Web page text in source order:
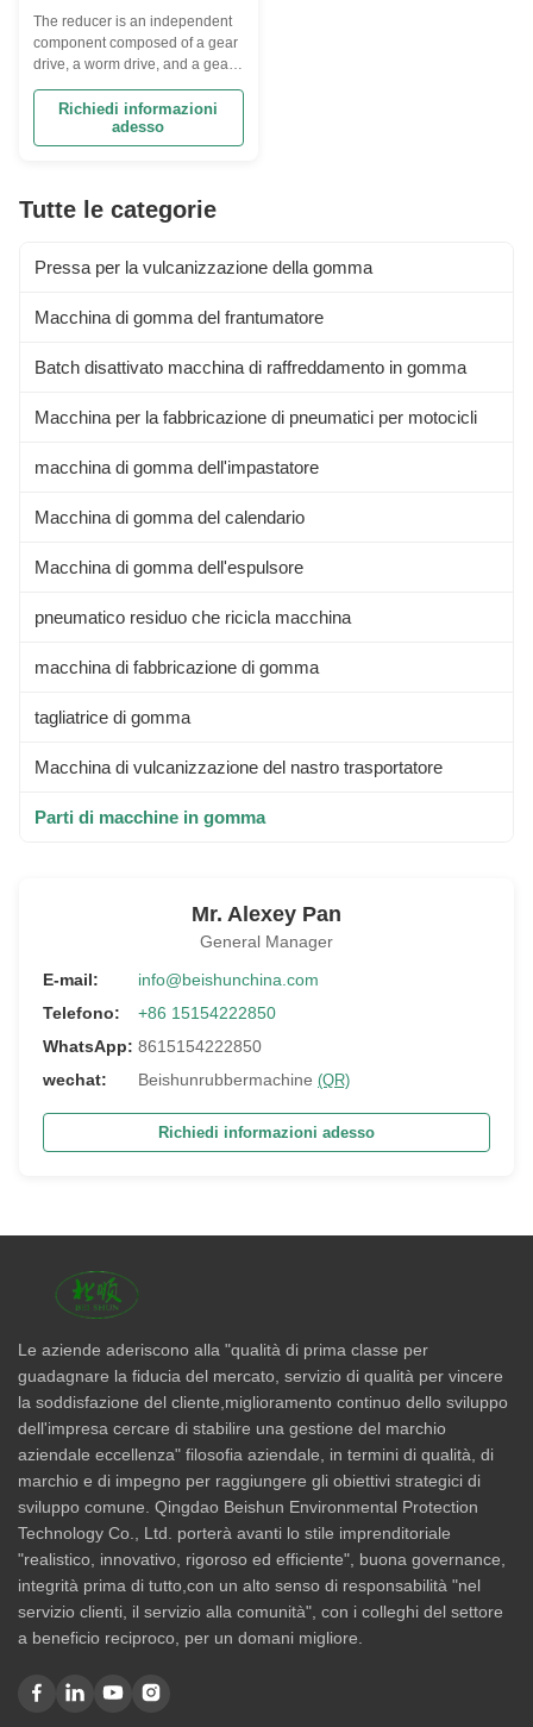
parte il riduttore a
macchina in gomma a
bassa velocità
The reducer is an independent
component composed of a gear
drive, a worm drive, and a gear-
worm drive enclosed in a rigid
housing. It is often used as a
deceleration transmission
device between the moving part
rotation speed and transmitting
Richiedi informazioni
adesso
Tutte le categorie
Pressa per la vulcanizzazione della gomma
Macchina di gomma del frantumatore
Batch disattivato macchina di raffreddamento in gomma
Macchina per la fabbricazione di pneumatici per motocicli
macchina di gomma dell'impastatore
Macchina di gomma del calendario
Macchina di gomma dell'espulsore
pneumatico residuo che ricicla macchina
macchina di fabbricazione di gomma
tagliatrice di gomma
Macchina di vulcanizzazione del nastro trasportatore
Parti di macchine in gomma
Mr. Alexey Pan
General Manager
E-mail:
info@beishunchina.com
Telefono:
+86 15154222850
WhatsApp: 8615154222850
wechat:
Beishunrubbermachine (QR)
Richiedi informazioni adesso
Le aziende aderiscono alla "qualità di prima classe per
guadagnare la fiducia del mercato, servizio di qualità per vincere
la soddisfazione del cliente,miglioramento continuo dello sviluppo
dell'impresa cercare di stabilire una gestione del marchio
aziendale eccellenza" filosofia aziendale, in termini di qualità, di
marchio e di impegno per raggiungere gli obiettivi strategici di
sviluppo comune. Qingdao Beishun Environmental Protection
Technology Co., Ltd. porterà avanti lo stile imprenditoriale
"realistico, innovativo, rigoroso ed efficiente", buona governance,
integrità prima di tutto,con un alto senso di responsabilità "nel
servizio clienti, il servizio alla comunità", con i colleghi del settore
a beneficio reciproco, per un domani migliore.